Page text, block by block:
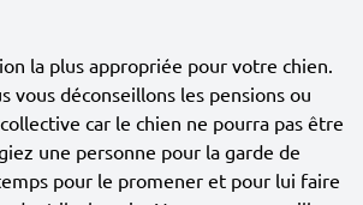
la plus appropriée pour votre chien.
vous déconseillons les pensions ou
car le chien ne pourra pas être
une personne pour la garde de
pour le promener et pour lui faire